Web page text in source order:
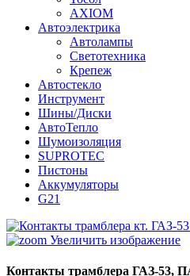
AXIOM
Автоэлектрика
Автолампы
Светотехника
Крепеж
Автостекло
Инструмент
Шины/Диски
АвтоТепло
Шумоизоляция
SUPROTEC
Пистоны
Аккумуляторы
G21
Увеличить изображение
Контакты трамблера ГАЗ-53,